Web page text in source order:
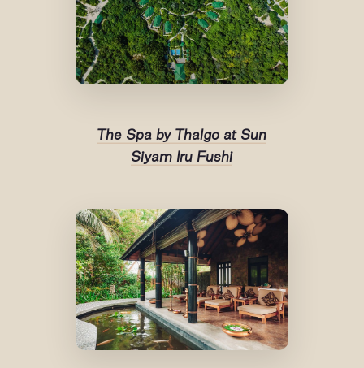
The Spa by Thalgo at Sun
Siyam Iru Fushi